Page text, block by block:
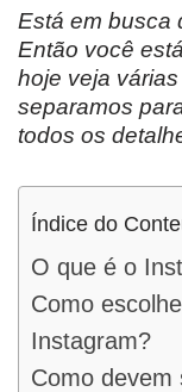
Está em busca
Então você
hoje veja
separamos
todos os
Índice do
O que é o
Como
Instagram?
Como devem